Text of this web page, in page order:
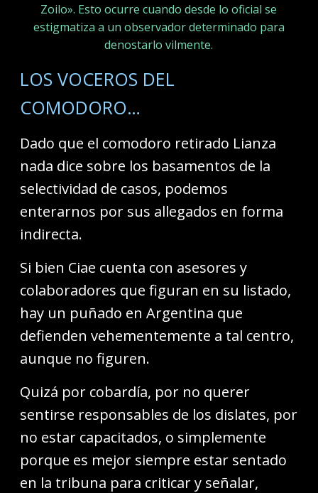
Zoilo». Esto ocurre cuando desde lo oficial se
estigmatiza a un observador determinado para
denostarlo vilmente.
LOS VOCEROS DEL
COMODORO…
Dado que el comodoro retirado Lianza
nada dice sobre los basamentos de la
selectividad de casos, podemos
enterarnos por sus allegados en forma
indirecta.
Si bien Ciae cuenta con asesores y
colaboradores que figuran en su listado,
hay un puñado en Argentina que
defienden vehementemente a tal centro,
aunque no figuren.
Quizá por cobardía, por no querer
sentirse responsables de los dislates, por
no estar capacitados, o simplemente
porque es mejor siempre estar sentado
en la tribuna para criticar y señalar,